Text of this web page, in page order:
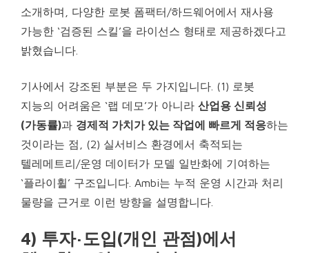
소개하며, 다양한 로봇 폼팩터/하드웨어에서 재사용
가능한 ‘검증된 스킬’을 라이선스 형태로 제공하겠다고
밝혔습니다.
기사에서 강조된 부분은 두 가지입니다. (1) 로봇
지능의 어려움은 ‘랩 데모’가 아니라 산업용 신뢰성
(가동률)과 경제적 가치가 있는 작업에 빠르게 적응하는
것이라는 점, (2) 실서비스 환경에서 축적되는
텔레메트리/운영 데이터가 모델 일반화에 기여하는
‘플라이휠’ 구조입니다. Ambi는 누적 운영 시간과 처리
물량을 근거로 이런 방향을 설명합니다.
4) 투자·도입(개인 관점)에서